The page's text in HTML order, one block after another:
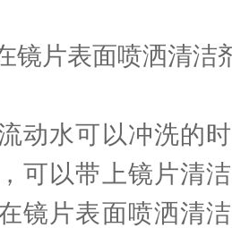
片表面喷洒清洁
水可以冲洗的时
可以带上镜片清
镜片表面喷洒清